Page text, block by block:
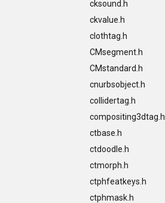
cksound.h
ckvalue.h
clothtag.h
CMsegment.h
CMstandard.h
cnurbsobject.h
collidertag.h
compositing3dtag.h
ctbase.h
ctdoodle.h
ctmorph.h
ctphfeatkeys.h
ctphmask.h